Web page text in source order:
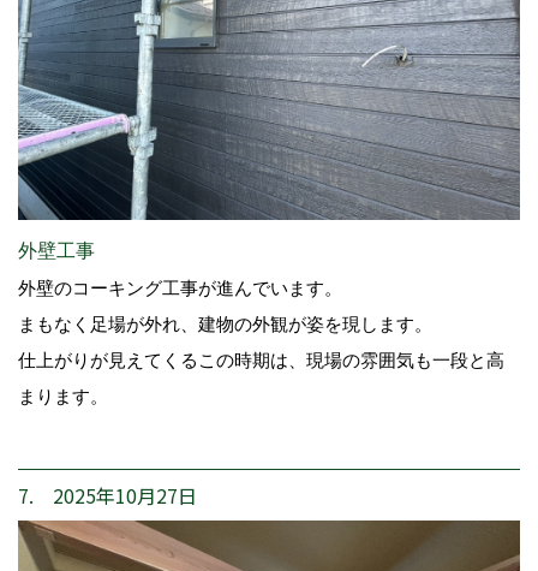
外壁工事
外壁のコーキング工事が進んでいます。
まもなく足場が外れ、建物の外観が姿を現します。
仕上がりが見えてくるこの時期は、現場の雰囲気も一段と高
まります。
7. 2025年10月27日